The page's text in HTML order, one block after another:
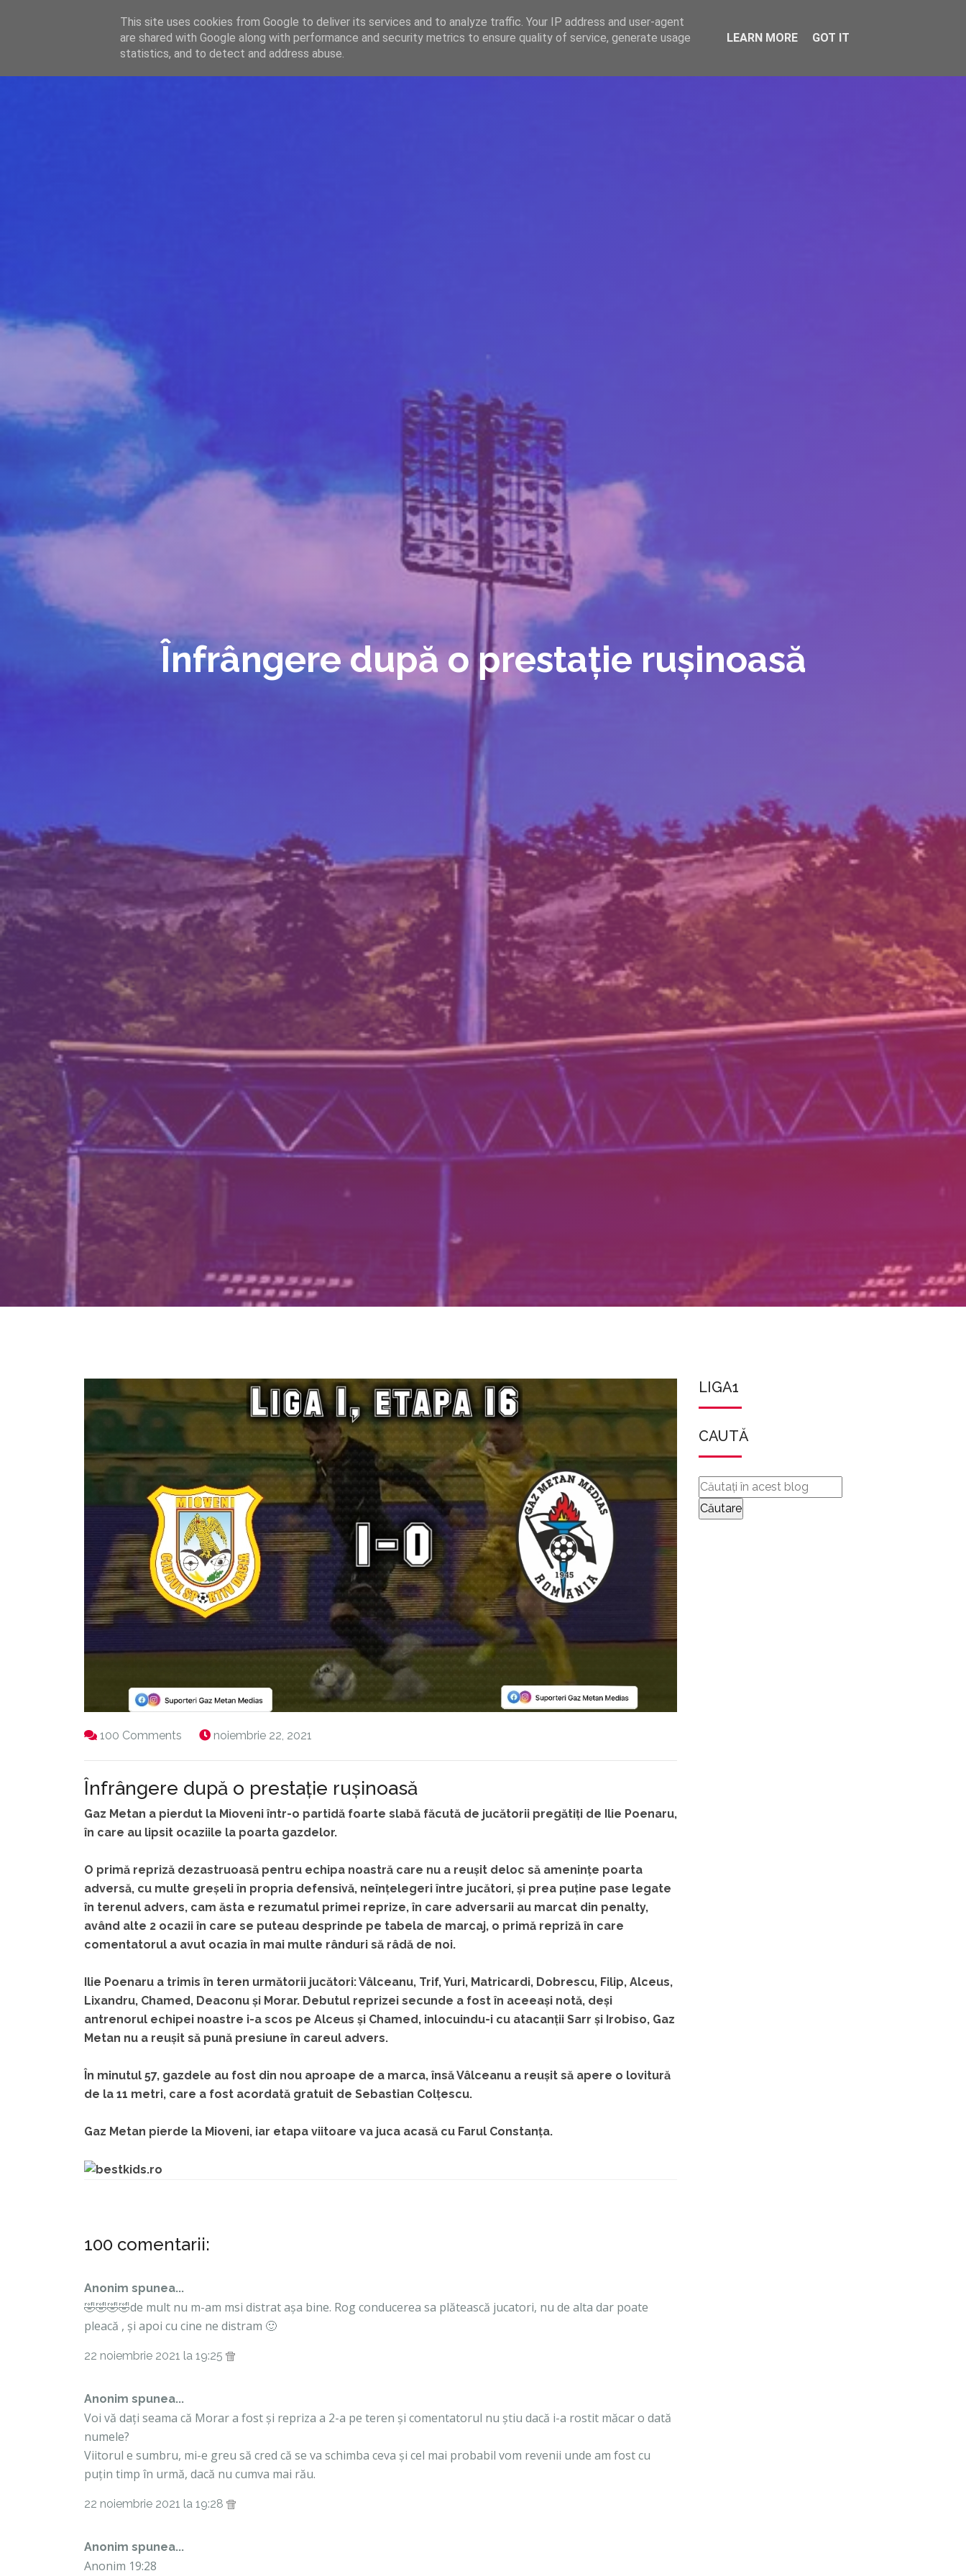
WWW.GAZISTI.RO HOME ARTICOLE DESPRE ECHIPĂ REPERE DONEAZĂ ARTICOLE CONTACT
Înfrângere după o prestație rușinoasă
100 Comments noiembrie 22, 2021
Înfrângere după o prestație rușinoasă
Gaz Metan a pierdut la Mioveni într-o partidă foarte slabă făcută de jucătorii pregătiți de Ilie Poenaru,
în care au lipsit ocaziile la poarta gazdelor.
O primă repriză dezastruoasă pentru echipa noastră care nu a reușit deloc să amenințe poarta
adversă, cu multe greșeli în propria defensivă, neînțelegeri între jucători, și prea puține pase legate
în terenul advers, cam ăsta e rezumatul primei reprize, în care adversarii au marcat din penalty,
având alte 2 ocazii în care se puteau desprinde pe tabela de marcaj, o primă repriză în care
comentatorul a avut ocazia în mai multe rânduri să râdă de noi.
Ilie Poenaru a trimis în teren următorii jucători: Vâlceanu, Trif, Yuri, Matricardi, Dobrescu, Filip, Alceus,
Lixandru, Chamed, Deaconu și Morar. Debutul reprizei secunde a fost în aceeași notă, deși
antrenorul echipei noastre i-a scos pe Alceus și Chamed, inlocuindu-i cu atacanții Sarr și Irobiso, Gaz
Metan nu a reușit să pună presiune în careul advers.
În minutul 57, gazdele au fost din nou aproape de a marca, însă Vâlceanu a reușit să apere o lovitură
de la 11 metri, care a fost acordată gratuit de Sebastian Colțescu.
Gaz Metan pierde la Mioveni, iar etapa viitoare va juca acasă cu Farul Constanța.
100 comentarii:
Anonim spunea...
🤣🤣🤣🤣de mult nu m-am msi distrat așa bine. Rog conducerea sa plătească jucatori, nu de alta dar poate
pleacă , și apoi cu cine ne distram 🙂
22 noiembrie 2021 la 19:25
Anonim spunea...
Voi vă dați seama că Morar a fost și repriza a 2-a pe teren și comentatorul nu știu dacă i-a rostit măcar o dată
numele?
Viitorul e sumbru, mi-e greu să cred că se va schimba ceva și cel mai probabil vom revenii unde am fost cu
puțin timp în urmă, dacă nu cumva mai rău.
22 noiembrie 2021 la 19:28
Anonim spunea...
Anonim 19:28
LIGA1
CAUTĂ
This site uses cookies from Google to deliver its services and to analyze traffic. Your IP address and user-agent
are shared with Google along with performance and security metrics to ensure quality of service, generate usage
statistics, and to detect and address abuse.
LEARN MORE GOT IT